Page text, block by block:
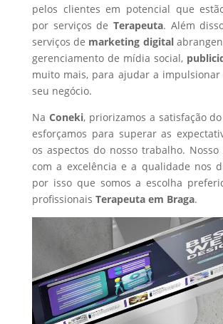
pelos clientes em potencial que
por serviços de Terapeuta. Além
serviços de marketing digital
gerenciamento de mídia social,
muito mais, para ajudar a
seu negócio.
Na Coneki, priorizamos a satisfação
esforçamos para superar as
os aspectos do nosso trabalho. Nosso
com a excelência e a qualidade nos
por isso que somos a escolha
profissionais Terapeutaem Braga.